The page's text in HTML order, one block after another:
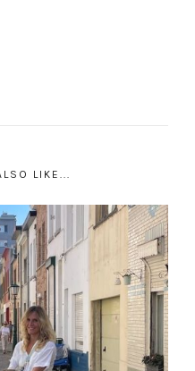
LIKE...